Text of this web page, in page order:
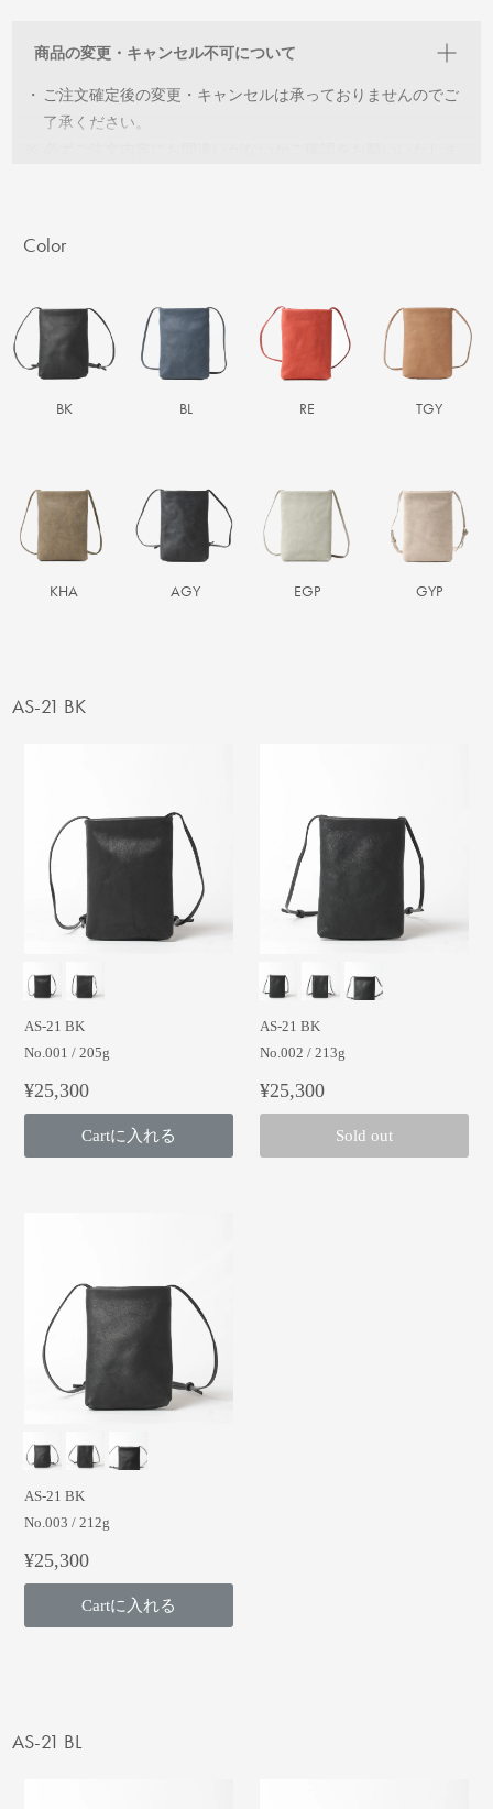
※ 交換可能な在庫がない場合は、ご返金の対応をさせていただ
商品の変更・キャンセル不可について
・
ご注文確定後の変更・キャンセルは承っておりませんのでご
了承ください。
Color
BK BL RE TGY
KHA AGY EGP GYP
AS-21 BK
AS-21 BK
No.001 / 205g
¥25,300
Cartに入れる
AS-21 BK
No.002 / 213g
¥25,300
Sold out
AS-21 BK
No.003 / 212g
¥25,300
Cartに入れる
AS-21 BL